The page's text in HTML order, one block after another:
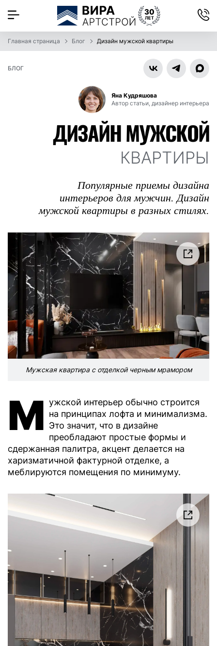
Главная страница Блог Дизайн мужской квартиры
БЛОГ
Яна Кудряшова
Автор статьи, дизайнер интерьера
ДИЗАЙН МУЖСКОЙ
КВАРТИРЫ
Популярные приемы дизайна
интерьеров для мужчин. Дизайн
мужской квартиры в разных стилях.
Мужская квартира с отделкой черным мрамором
М ужской интерьер обычно строится
на принципах лофта и минимализма.
Это значит, что в дизайне
преобладают простые формы и
сдержанная палитра, акцент делается на
харизматичной фактурной отделке, а
меблируются помещения по минимуму.